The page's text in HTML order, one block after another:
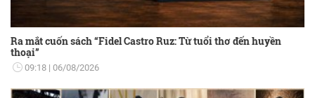
Ra mắt cuốn sách “Fidel Castro Ruz: Từ tuổi thơ đến huyền
thoại”
09:18 06/08/2026